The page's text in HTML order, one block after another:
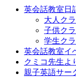
英会話教室日
大人ク
子供ク
学生ク
英会話教室イ
クミコ先生よ
親子英語サー